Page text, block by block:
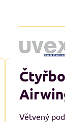
Větvený
NADMĚRNÉ
AKCE